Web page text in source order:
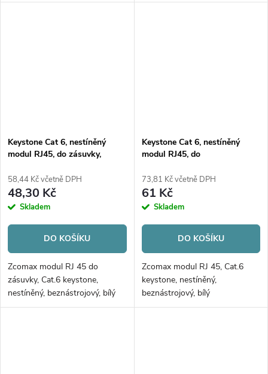
Keystone Cat 6, nestíněný
modul RJ45, do zásuvky,
58,44 Kč včetně DPH
48,30 Kč
Skladem
DO KOŠÍKU
Zcomax modul RJ 45 do
zásuvky, Cat.6 keystone,
nestíněný, beznástrojový, bílý
Keystone Cat 6, nestíněný
modul RJ45, do
beznástrojový, bílý
73,81 Kč včetně DPH
61 Kč
Skladem
DO KOŠÍKU
Zcomax modul RJ 45, Cat.6
keystone, nestíněný,
beznástrojový, bílý